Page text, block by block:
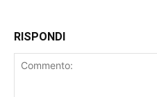
RISPONDI